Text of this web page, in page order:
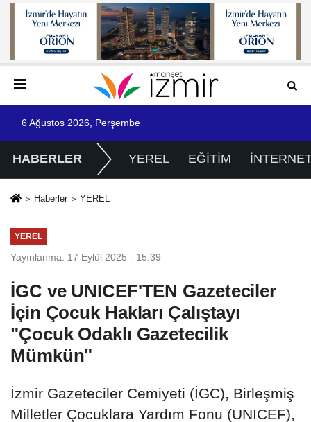
6 Ağustos 2026, Perşembe
HABERLER YEREL EĞİTİM
Haberler YEREL
YEREL
Yayınlanma: 17 Eylül 2025 - 15:39
İGC ve UNICEF'TEN Gazeteciler
İçin Çocuk Hakları Çalıştayı
"Çocuk Odaklı Gazetecilik
Mümkün"
İzmir Gazeteciler Cemiyeti (İGC), Birleşmiş
Milletler Çocuklara Yardım Fonu (UNICEF),